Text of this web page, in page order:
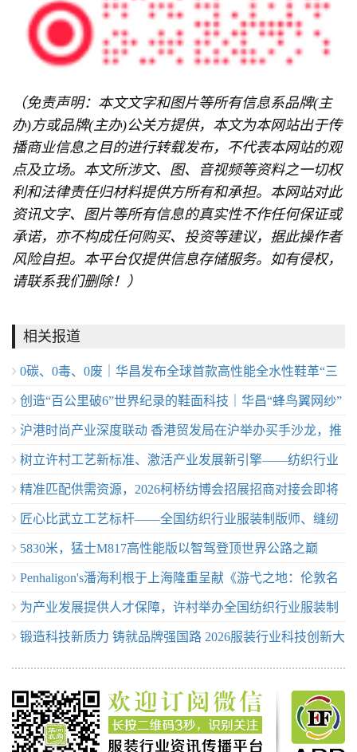
（免责声明：本文文字和图片等所有信息系品牌(主
办)方或品牌(主办)公关方提供，本文为本网站出于传
播商业信息之目的进行转载发布，不代表本网站的观
点及立场。本文所涉文、图、音视频等资料之一切权
利和法律责任归材料提供方所有和承担。本网站对此
资讯文字、图片等所有信息的真实性不作任何保证或
承诺，亦不构成任何购买、投资等建议，据此操作者
风险自担。本平台仅提供信息存储服务。如有侵权，
请联系我们删除！）
相关报道
0碳、0毒、0废｜华昌发布全球首款高性能全水性鞋革“三
零生态皮”
创造“百公里破6”世界纪录的鞋面科技｜华昌“蜂鸟翼网纱”
定义极致轻量
沪港时尚产业深度联动 香港贸发局在沪举办买手沙龙，推
动业界交流
树立许村工艺新标准、激活产业发展新引擎——纺织行业
服装制版师/缝纫工（服装制作工）职业技能竞赛许村选拔
赛圆满收官！
精准匹配供需资源，2026柯桥纺博会招展招商对接会即将
举行！
匠心比武立工艺标杆——全国纺织行业服装制版师、缝纫
工技能竞赛许村选拔赛开赛
5830米，猛士M817高性能版以智驾登顶世界公路之巅
Penhaligon's潘海利根于上海隆重呈献《游弋之地：伦敦名
流录》主题展览 致敬肖像兽首系列十周年传奇篇章
为产业发展提供人才保障，许村举办全国纺织行业服装制
版师/缝纫工职业技能竞赛选拔赛
锻造科技新质力 铸就品牌强国路 2026服装行业科技创新大
会在杭州临平召开